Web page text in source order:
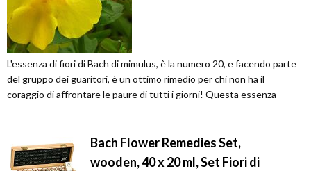
L'essenza di fiori di Bach di mimulus, è la numero 20, e facendo parte
del gruppo dei guaritori, è un ottimo rimedio per chi non ha il
coraggio di affrontare le paure di tutti i giorni! Questa essenza
Bach Flower Remedies Set,
wooden, 40 x 20 ml, Set Fiori di